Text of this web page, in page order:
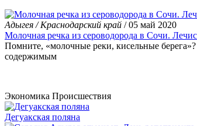
Адыгея / Краснодарский край / 05 май 2020
Молочная речка из сероводорода в Сочи.
Помните, «молочные реки, кисельные берега»?
содержимым
Экономика Происшествия
Дегуакская поляна